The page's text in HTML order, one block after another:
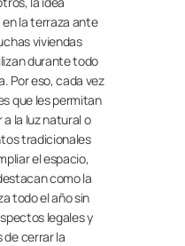
en la terraza ante
viviendas
durante todo
Por eso, cada vez
que les permitan
la luz natural o
tradicionales
el espacio,
como la
todo el año sin
legales y
cerrar la